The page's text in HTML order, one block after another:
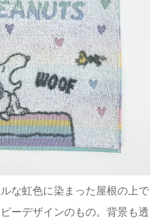
な虹色に染まった屋根の上で
ーデザインのもの。背景も透